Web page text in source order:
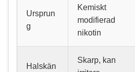
Ursprun
g
Kemiskt
modifierad
nikotin
Halskän
Skarp, kan